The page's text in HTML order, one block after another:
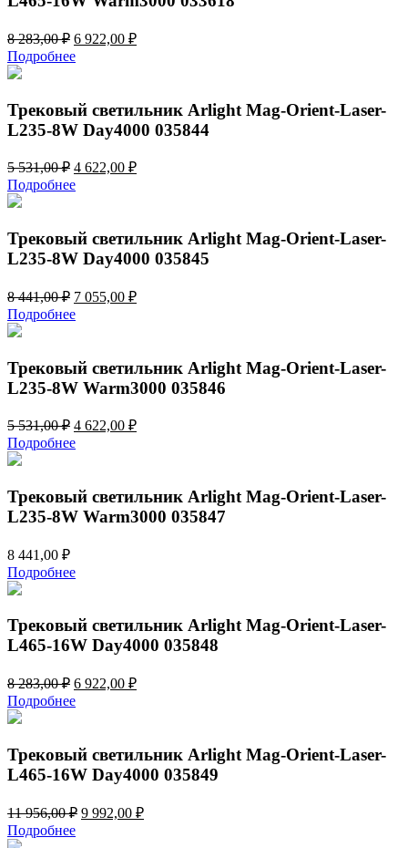
8 283,00₽ Первоначальная
цена
составляла
283,00 ₽.
6 922,00 ₽Текущая
Подробнее
Трековый светильник Arlight Mag-Orient-Laser-
L235-8W Day4000 035844
5 531,00₽ Первоначальная
цена
составляла
531,00 ₽.
4 622,00 ₽Текущая
Подробнее
Трековый светильник Arlight Mag-Orient-Laser-
L235-8W Day4000 035845
8 441,00₽ Первоначальная
цена
составляла
441,00 ₽.
7 055,00 ₽Текущая
Подробнее
Трековый светильник Arlight Mag-Orient-Laser-
L235-8W Warm3000 035846
5 531,00₽ Первоначальная
цена
составляла
531,00 ₽.
4 622,00 ₽Текущая
Подробнее
Трековый светильник Arlight Mag-Orient-Laser-
L235-8W Warm3000 035847
8 441,00 ₽
Подробнее
Трековый светильник Arlight Mag-Orient-Laser-
L465-16W Day4000 035848
8 283,00₽ Первоначальная
цена
составляла
283,00 ₽.
6 922,00 ₽Текущая
Подробнее
Трековый светильник Arlight Mag-Orient-Laser-
L465-16W Day4000 035849
11 956,00₽ Первоначальная
9 992,00 ₽Текущая
Подробнее